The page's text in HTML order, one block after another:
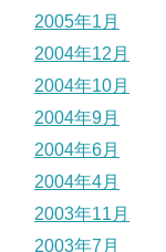
2005年1月
2004年12月
2004年10月
2004年9月
2004年6月
2004年4月
2003年11月
2003年7月